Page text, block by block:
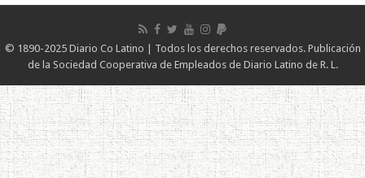
© 1890-2025 Diario Co Latino | Todos los derechos reservados. Publicación
de la Sociedad Cooperativa de Empleados de Diario Latino de R. L.